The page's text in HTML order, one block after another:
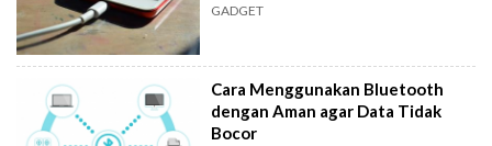
GADGET
Cara Menggunakan Bluetooth
dengan Aman agar Data Tidak
Bocor